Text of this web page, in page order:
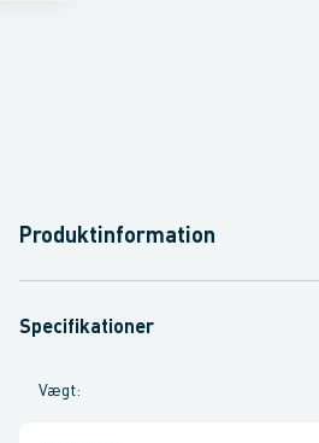
Produktinformation
Specifikationer
Vægt: